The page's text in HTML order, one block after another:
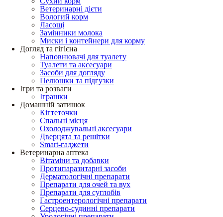
Ветеринарні дієти
Вологий корм
Ласощі
Замінники молока
Миски і контейнери для корму
Догляд та гігієна
Наповнювачі для туалету
Туалети та аксесуари
Засоби для догляду
Пелюшки та підгузки
Ігри та розваги
Іграшки
Домашній затишок
Кігтеточки
Спальні місця
Охолоджувальні аксесуари
Дверцята та решітки
Smart-гаджети
Ветеринарна аптека
Вітаміни та добавки
Протипаразитарні засоби
Дерматологічні препарати
Препарати для очей та вух
Препарати для суглобів
Гастроентерологічні препарати
Серцево-судинні препарати